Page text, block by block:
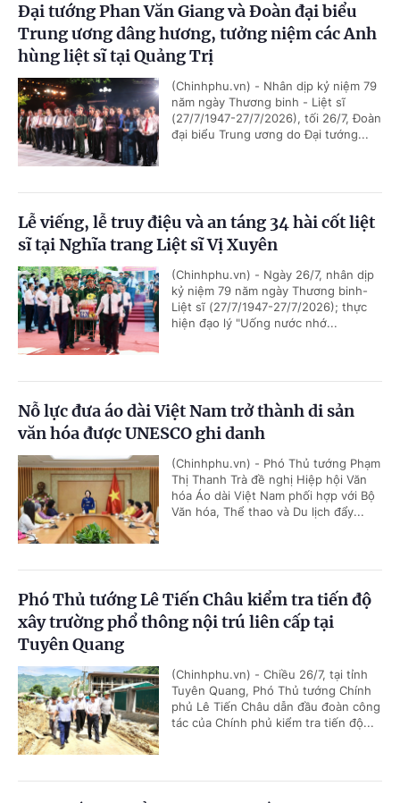
Đại tướng Phan Văn Giang và Đoàn đại biểu
Trung ương dâng hương, tưởng niệm các Anh
hùng liệt sĩ tại Quảng Trị
(Chinhphu.vn) - Nhân dịp kỷ niệm 79
năm ngày Thương binh - Liệt sĩ
(27/7/1947-27/7/2026), tối 26/7, Đoàn
đại biểu Trung ương do Đại tướng...
Lễ viếng, lễ truy điệu và an táng 34 hài cốt liệt
sĩ tại Nghĩa trang Liệt sĩ Vị Xuyên
(Chinhphu.vn) - Ngày 26/7, nhân dịp
kỷ niệm 79 năm ngày Thương binh-
Liệt sĩ (27/7/1947-27/7/2026); thực
hiện đạo lý "Uống nước nhớ...
Nỗ lực đưa áo dài Việt Nam trở thành di sản
văn hóa được UNESCO ghi danh
(Chinhphu.vn) - Phó Thủ tướng Phạm
Thị Thanh Trà đề nghị Hiệp hội Văn
hóa Áo dài Việt Nam phối hợp với Bộ
Văn hóa, Thể thao và Du lịch đẩy...
Phó Thủ tướng Lê Tiến Châu kiểm tra tiến độ
xây trường phổ thông nội trú liên cấp tại
Tuyên Quang
(Chinhphu.vn) - Chiều 26/7, tại tỉnh
Tuyên Quang, Phó Thủ tướng Chính
phủ Lê Tiến Châu dẫn đầu đoàn công
tác của Chính phủ kiểm tra tiến độ...